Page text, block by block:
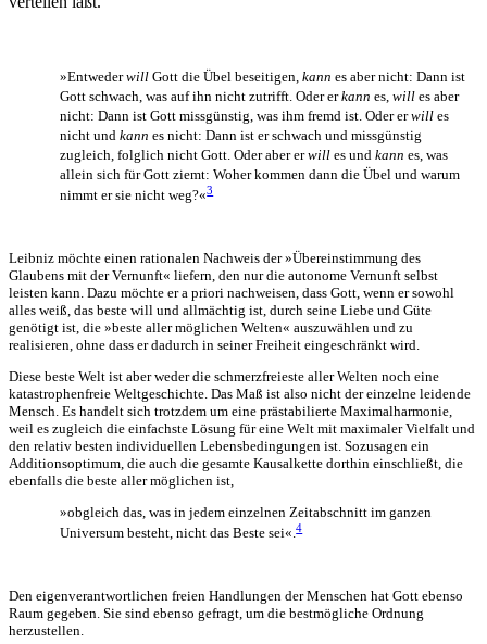
»EntwederwillGott die Übel beseitigen,kannes aber nicht: Dann ist
Gott schwach, was auf ihn nicht zutrifft. Oder erkannes,willes aber
nicht: Dann ist Gott missgünstig, was ihm fremd ist. Oder erwilles
nicht undkannes nicht: Dann ist er schwach und missgünstig
zugleich, folglich nicht Gott. Oder aber erwilles undkannes, was
allein sich für Gott ziemt: Woher kommen dann die Übel und warum
nimmt er sie nicht weg?«3
Leibniz möchte einen rationalen Nachweis der »Übereinstimmung des
Glaubens mit der Vernunft« liefern, den nur die autonome Vernunft selbst
leisten kann. Dazu möchte er a priori nachweisen, dass Gott, wenn er sowohl
alles weiß, das beste will und allmächtig ist, durch seine Liebe und Güte
genötigt ist, die »beste aller möglichen Welten« auszuwählen und zu
realisieren, ohne dass er dadurch in seiner Freiheit eingeschränkt wird.
Diese beste Welt ist aber weder die schmerzfreieste aller Welten noch eine
katastrophenfreie Weltgeschichte. Das Maß ist also nicht der einzelne leidende
Mensch. Es handelt sich trotzdem um eine prästabilierte Maximalharmonie,
weil es zugleich die einfachste Lösung für eine Welt mit maximaler Vielfalt und
den relativ besten individuellen Lebensbedingungen ist. Sozusagen ein
Additionsoptimum, die auch die gesamte Kausalkette dorthin einschließt, die
ebenfalls die beste aller möglichen ist,
»obgleich das, was in jedem einzelnen Zeitabschnitt im ganzen
Universum besteht, nicht das Beste sei«.4
Den eigenverantwortlichen freien Handlungen der Menschen hat Gott ebenso
Raum gegeben. Sie sind ebenso gefragt, um die bestmögliche Ordnung
herzustellen.